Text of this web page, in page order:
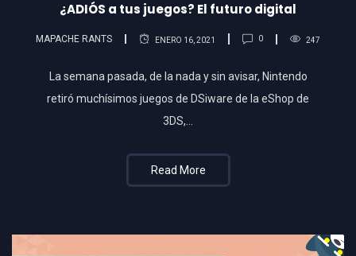
¿ADIÓS a tus juegos? El futuro digital
MAPACHE RANTS ENERO 16, 2021 0 247
La semana pasada, de la nada y sin avisar, Nintendo
retiró muchísimos juegos de DSiware de la eShop de
3DS,…
Read More